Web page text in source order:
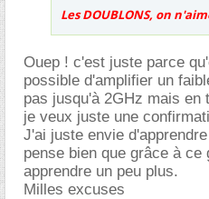
Les DOUBLONS, on
Ouep ! c'est juste parce
possible d'amplifier un
pas jusqu'à 2GHz mais
je veux juste une
J'ai juste envie
pense bien que grâce à
apprendre un peu plus.
Milles excuses